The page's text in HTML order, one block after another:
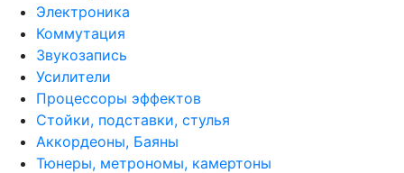
Электроника
Коммутация
Звукозапись
Усилители
Процессоры эффектов
Стойки, подставки, стулья
Аккордеоны, Баяны
Тюнеры, метрономы, камертоны